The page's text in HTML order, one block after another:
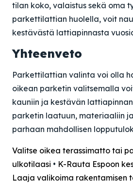
tilan koko, valaistus sekä oma
parkettilattian huolella, voit
kestävästä lattiapinnasta
Yhteenveto
Parkettilattian valinta voi olla
oikean parketin valitsemalla
kauniin ja kestävän
parketin laatuun, materiaaliin
parhaan mahdollisen
Valitse oikea terassimatto tai
ulkotilaasi • K-Rauta Espoon
Laaja valikoima rakentamisen